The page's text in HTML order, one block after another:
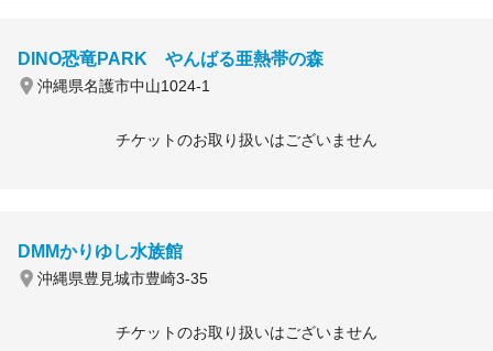
DINO恐竜PARK やんばる亜熱帯の森
沖縄県名護市中山1024-1
チケットのお取り扱いはございません
DMMかりゆし水族館
沖縄県豊見城市豊崎3-35
チケットのお取り扱いはございません